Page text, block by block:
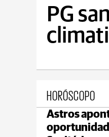
PG
HORÓSCOPO
Astros